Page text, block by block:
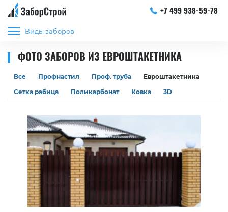
+7 499 938-59-78
Виды заборов
ФОТО ЗАБОРОВ ИЗ ЕВРОШТАКЕТНИКА
Все Профнастил Проф. труба
Евроштакетника
Сетка рабица
Поликарбонат Ковка 3D